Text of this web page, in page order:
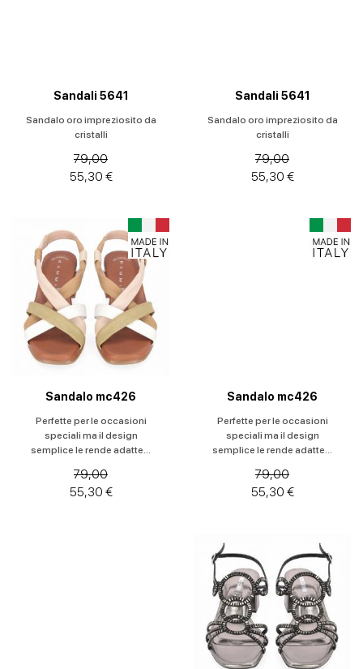
Sandali 5641
Sandalo oro impreziosito da
cristalli
79,00
55,30 €
Sandali 5641
Sandalo oro impreziosito da
cristalli
79,00
55,30 €
Sandalo mc426
Perfette per le occasioni
speciali ma il design
semplice le rende adatte...
79,00
55,30 €
Sandalo mc426
Perfette per le occasioni
speciali ma il design
semplice le rende adatte...
79,00
55,30 €